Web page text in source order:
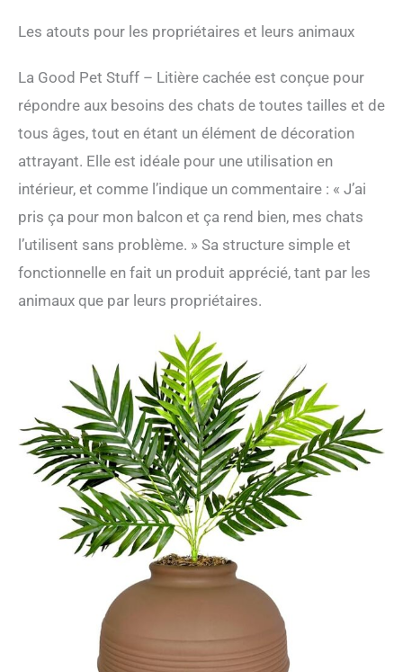
Les atouts pour les propriétaires et leurs animaux
La Good Pet Stuff – Litière cachée est conçue pour
répondre aux besoins des chats de toutes tailles et de
tous âges, tout en étant un élément de décoration
attrayant. Elle est idéale pour une utilisation en
intérieur, et comme l’indique un commentaire : « J’ai
pris ça pour mon balcon et ça rend bien, mes chats
l’utilisent sans problème. » Sa structure simple et
fonctionnelle en fait un produit apprécié, tant par les
animaux que par leurs propriétaires.